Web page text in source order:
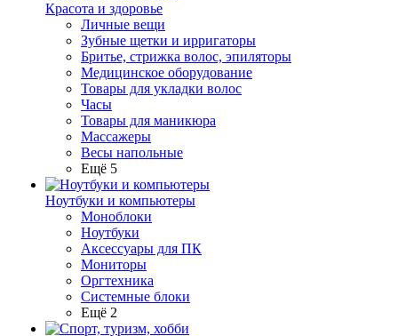
Красота и здоровье
Личные вещи
Зубные щетки и ирригаторы
Бритье, стрижка волос, эпиляторы
Медицинское оборудование
Товары для укладки волос
Часы
Товары для маникюра
Массажеры
Весы напольные
Ещё 5
Ноутбуки и компьютеры
Моноблоки
Ноутбуки
Аксессуары для ПК
Мониторы
Оргтехника
Системные блоки
Ещё 2